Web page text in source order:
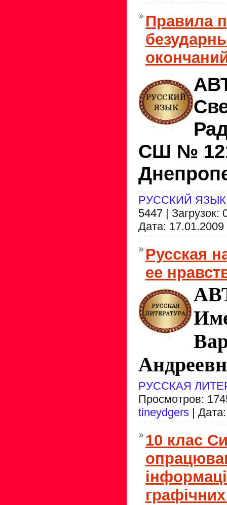
Правила
СШ №
РУССКИЙ ЯЗЫК
5447 |
Дата: 17.01.2009
Русская
ее
РУССКАЯ
Просмотров:
tineydgers |
10 клас